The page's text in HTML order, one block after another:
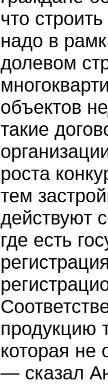
что
надо в
долевом
объектов
такие
роста
тем
действуют
где есть
продукцию
которая не
— сказал